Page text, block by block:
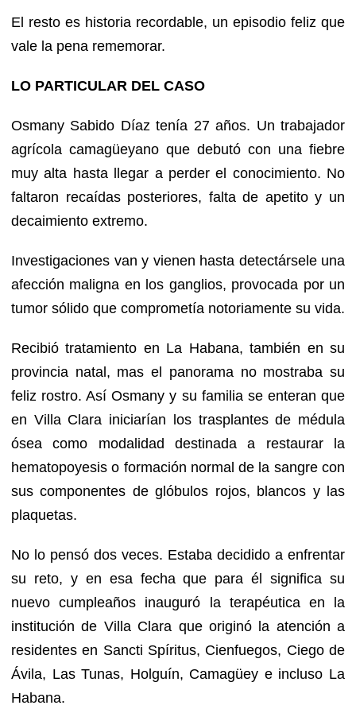
El resto es historia recordable, un episodio feliz que
vale la pena rememorar.
LO PARTICULAR DEL CASO
Osmany Sabido Díaz tenía 27 años. Un trabajador
agrícola camagüeyano que debutó con una fiebre
muy alta hasta llegar a perder el conocimiento. No
faltaron recaídas posteriores, falta de apetito y un
decaimiento extremo.
Investigaciones van y vienen hasta detectársele una
afección maligna en los ganglios, provocada por un
tumor sólido que comprometía notoriamente su vida.
Recibió tratamiento en La Habana, también en su
provincia natal, mas el panorama no mostraba su
feliz rostro. Así Osmany y su familia se enteran que
en Villa Clara iniciarían los trasplantes de médula
ósea como modalidad destinada a restaurar la
hematopoyesis o formación normal de la sangre con
sus componentes de glóbulos rojos, blancos y las
plaquetas.
No lo pensó dos veces. Estaba decidido a enfrentar
su reto, y en esa fecha que para él significa su
nuevo cumpleaños inauguró la terapéutica en la
institución de Villa Clara que originó la atención a
residentes en Sancti Spíritus, Cienfuegos, Ciego de
Ávila, Las Tunas, Holguín, Camagüey e incluso La
Habana.